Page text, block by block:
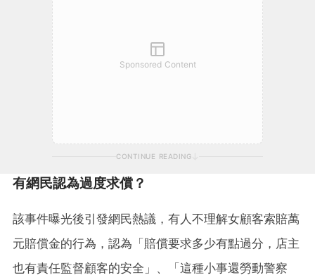
Sponsored Content
CONTINUE READING
有網民認為過度求償？
該事件曝光後引發網民熱議，有人不理解女顧客索賠萬
元賠償金的行為，認為「賠償要求多少有點過分，店主
也有責任監督顧客的安全」、「這種小事還勞動警察